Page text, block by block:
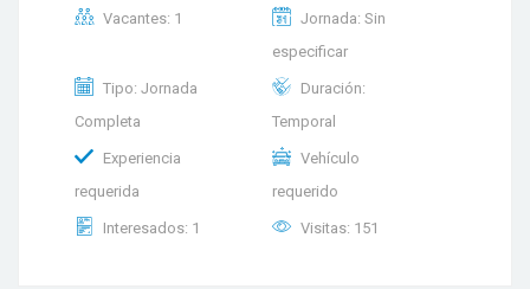
Vacantes: 1
Jornada: Sin
especificar
Tipo: Jornada
Completa
Duración:
Temporal
Experiencia
requerida
Vehículo
requerido
Interesados: 1 Visitas: 151